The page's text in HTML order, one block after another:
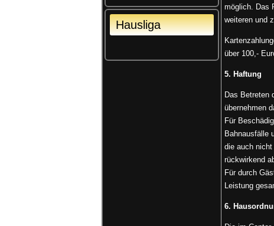
Hausliga
möglich. Das
weiteren und
über 100,-
5. Haftung
Das Betreten
übernehmen
Für
Bahnausfälle
die auch nicht
rückwirkend
Für durch
Leistung
6.